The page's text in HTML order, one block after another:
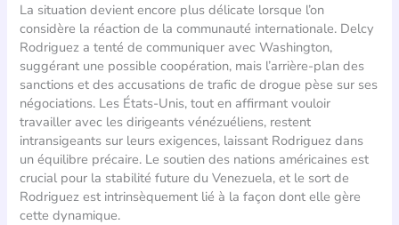
La situation devient encore plus délicate lorsque l’on
considère la réaction de la communauté internationale. Delcy
Rodriguez a tenté de communiquer avec Washington,
suggérant une possible coopération, mais l’arrière-plan des
sanctions et des accusations de trafic de drogue pèse sur ses
négociations. Les États-Unis, tout en affirmant vouloir
travailler avec les dirigeants vénézuéliens, restent
intransigeants sur leurs exigences, laissant Rodriguez dans
un équilibre précaire. Le soutien des nations américaines est
crucial pour la stabilité future du Venezuela, et le sort de
Rodriguez est intrinsèquement lié à la façon dont elle gère
cette dynamique.